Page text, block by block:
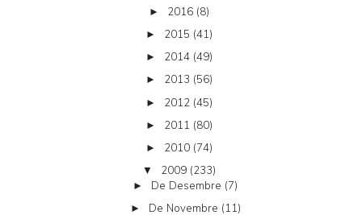
► 2016 (8)
► 2015 (41)
► 2014 (49)
► 2013 (56)
► 2012 (45)
► 2011 (80)
► 2010 (74)
▼ 2009 (233)
► De Desembre (7)
► De Novembre (11)